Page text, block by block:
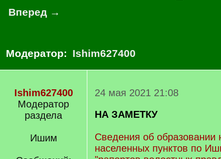
Вперед →
Модератор: Ishim627400
Ishim627400
Модератор
раздела
Ишим
24 мая 2021 21:08
НА ЗАМЕТКУ
Сведения об образовании
населенных пунктов по